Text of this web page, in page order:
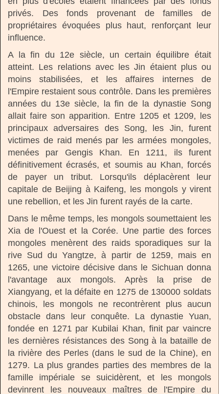
privés. Des fonds provenant de familles de
propriétaires évoquées plus haut, renforçant leur
influence.
A la fin du 12e siècle, un certain équilibre était
atteint. Les relations avec les Jin étaient plus ou
moins stabilisées, et les affaires internes de
l'Empire restaient sous contrôle. Dans les premières
années du 13e siècle, la fin de la dynastie Song
allait faire son apparition. Entre 1205 et 1209, les
principaux adversaires des Song, les Jin, furent
victimes de raid menés par les armées mongoles,
menées par Gengis Khan. En 1211, ils furent
définitivement écrasés, et soumis au Khan, forcés
de payer un tribut. Lorsqu'ils déplacèrent leur
capitale de Beijing à Kaifeng, les mongols y virent
une rebellion, et les Jin furent rayés de la carte.
Dans le même temps, les mongols soumettaient les
Xia de l'Ouest et la Corée. Une partie des forces
mongoles menèrent des raids sporadiques sur la
rive Sud du Yangtze, à partir de 1259, mais en
1265, une victoire décisive dans le Sichuan donna
l'avantage aux mongols. Après la prise de
Xiangyang, et la défaite en 1275 de 130000 soldats
chinois, les mongols ne recontrèrent plus aucun
obstacle dans leur conquête. La dynastie Yuan,
fondée en 1271 par Kubilai Khan, finit par vaincre
les dernières résistances des Song à la bataille de
la rivière des Perles (dans le sud de la Chine), en
1279. La plus grandes parties des membres de la
famille impériale se suicidèrent, et les mongols
devinrent les nouveaux maîtres de l'Empire du